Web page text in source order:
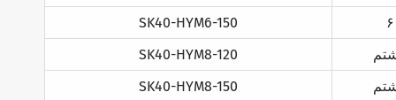
SK40-HYM6-150
۶
SK40-HYM8-120
SK40-HYM8-150